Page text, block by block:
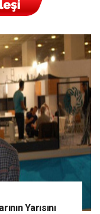
Yarısını